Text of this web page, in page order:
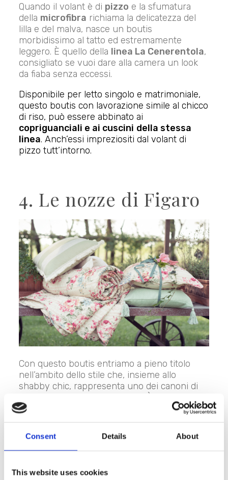
Consent Details About
This website uses cookies
Quando il volant è di pizzo e la sfumatura
della microfibra richiama la delicatezza del
lilla e del malva, nasce un boutis
morbidissimo al tatto ed estremamente
leggero. È quello della linea La Cenerentola,
consigliato se vuoi dare alla camera un look
da fiaba senza eccessi.
Disponibile per letto singolo e matrimoniale,
questo boutis con lavorazione simile al chicco
di riso, può essere abbinato ai
copriguanciali e ai cuscini della stessa
linea. Anch’essi impreziositi dal volant di
pizzo tutt’intorno.
4. Le nozze di Figaro
Con questo boutis entriamo a pieno titolo
nell’ambito dello stile che, insieme allo
shabby chic, rappresenta uno dei canoni di
tessuto che abbina
. È country
alternano gradazioni tenui di rosa al panna e
al verde acqua.
case di campagna, non è detto che